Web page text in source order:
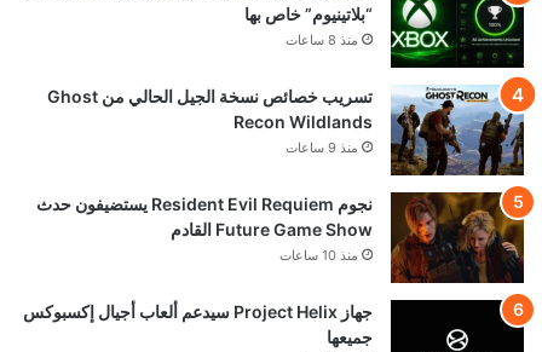
“بلاتينيوم” خاص بها
منذ 8 ساعات
تسريب خصائص نسخة الجيل الحالي من Ghost
Recon Wildlands
منذ 9 ساعات
نجوم Resident Evil Requiem يستضيفون حدث
Future Game Show القادم
منذ 10 ساعات
جهاز Project Helix سيدعم ألعاب أجيال إكسبوكس
جميعها